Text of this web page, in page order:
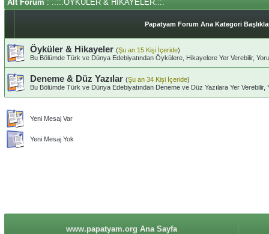
Alt Forum : ..::.ÖYKÜLER & HİKAYELER.::.
Papatyam Forum Ana Kategori
Öyküler & Hikayeler (Şu an 15 Kişi İçeride)
Bu Bölümde Türk ve Dünya Edebiyatından Öykülere, Hikayelere Yer Verebilir,
Deneme & Düz Yazılar (Şu an 34 Kişi İçeride)
Bu Bölümde Türk ve Dünya Edebiyatından Deneme ve Düz Yazılara Yer Verebilir,
Yeni Mesaj Var
Yeni Mesaj Yok
www.papatyam.org Ana Sayfa